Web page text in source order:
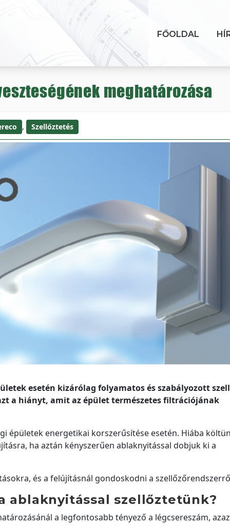
FŐOLDAL
meghatározása
, Szellőztetés
esetén kizárólag folyamatos és szabályozott
a hiányt, amit az épület természetes filtrációjának
épületek energetikai korszerűsítése esetén. Hiába
ha aztán kényszerűen ablaknyitással dobjuk ki a
és a felújításnál gondoskodni a
ablaknyitással szellőztetünk?
a legfontosabb tényező a légcsereszám,